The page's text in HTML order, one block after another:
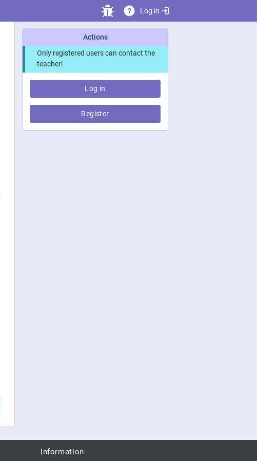
? Log in
Actions
Only registered users can contact the
teacher!
Log in
Register
Information